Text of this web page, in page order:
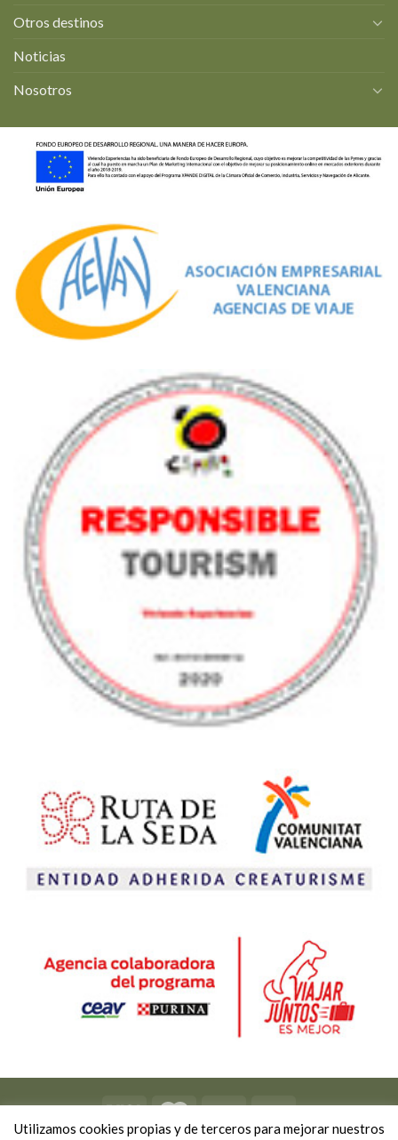
Otros destinos
Noticias
Nosotros
Utilizamos cookies propias y de terceros para mejorar nuestros